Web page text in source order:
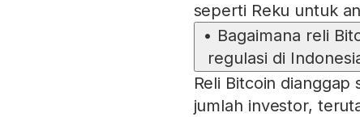
seperti Reku untuk
• Bagaimana reli
regulasi di
Reli Bitcoin
jumlah investor,